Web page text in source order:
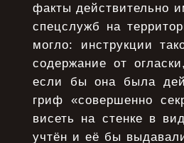
факты действительно
спецслужб на
могло: инструкции
содержание от
если бы она была
гриф «совершенно
висеть на стенке в
учтён и её бы